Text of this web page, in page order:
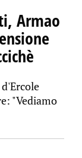
Armao
"Vediamo